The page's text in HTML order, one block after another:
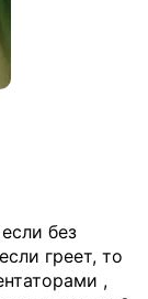
без
греет, то
,